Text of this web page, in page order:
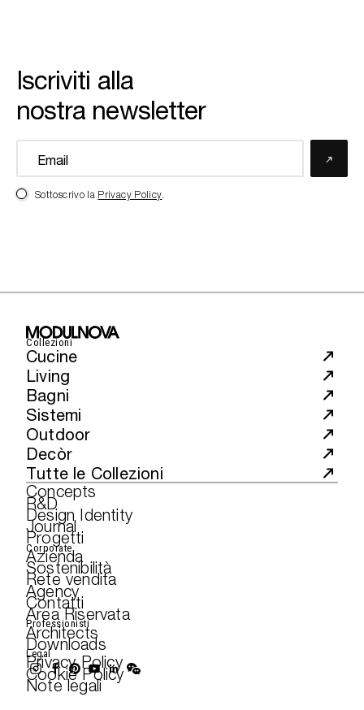
Iscriviti alla
nostra newsletter
Sottoscrivo la Privacy Policy.
Collezioni
Cucine
Living
Bagni
Sistemi
Outdoor
Decòr
Tutte le Collezioni
Concepts
R&D
Design Identity
Journal
Progetti
Corporate
Azienda
Sostenibilità
Rete vendita
Agency
Contatti
Area Riservata
Professionisti
Architects
Downloads
Legal
Privacy Policy
Cookie Policy
Note legali